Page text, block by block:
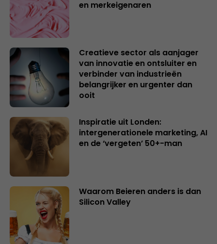
en merkeigenaren
Creatieve sector als aanjager
van innovatie en ontsluiter en
verbinder van industrieën
belangrijker en urgenter dan
ooit
Inspiratie uit Londen:
intergenerationele marketing, AI
en de ‘vergeten’ 50+-man
Waarom Beieren anders is dan
Silicon Valley